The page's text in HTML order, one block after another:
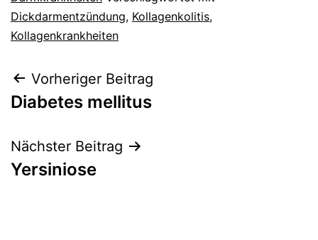
Dickdarmentzündung, Kollagenkolitis,
Kollagenkrankheiten
Beitragsnavigation
Vorheriger Beitrag
Diabetes mellitus
Nächster Beitrag
Yersiniose